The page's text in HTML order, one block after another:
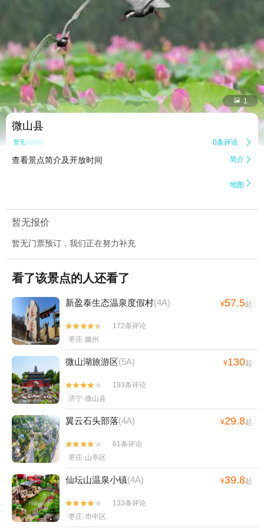
 1
微山县
暂无点评 0条评论 
查看景点简介及开放时间 简介 
地图 
暂无报价
暂无门票预订，我们正在努力补充
看了该景点的人还看了
新盈泰生态温泉度假村(4A) ¥57.5起


172条评论
枣庄·滕州
微山湖旅游区(5A) ¥130起


193条评论
济宁·微山县
翼云石头部落(4A) ¥29.8起


61条评论
枣庄·山亭区
仙坛山温泉小镇(4A) ¥39.8起


133条评论
枣庄·市中区